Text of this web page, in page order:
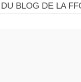
BLOG DE LA